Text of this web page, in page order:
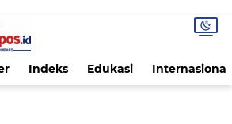
Indeks Edukasi Internasional